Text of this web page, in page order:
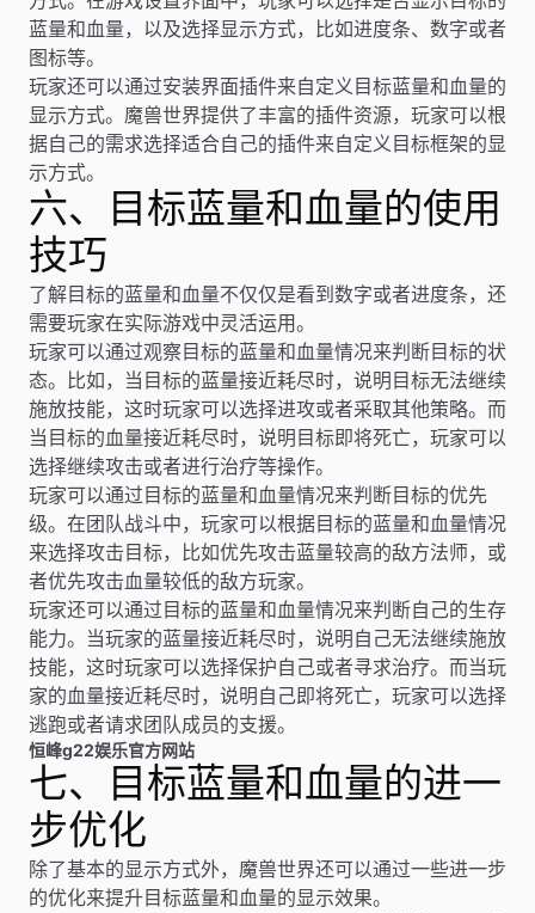
蓝量和血量，以及选择显示方式，比如进度条、数字或者
图标等。
玩家还可以通过安装界面插件来自定义目标蓝量和血量的
显示方式。魔兽世界提供了丰富的插件资源，玩家可以根
据自己的需求选择适合自己的插件来自定义目标框架的显
示方式。
六、目标蓝量和血量的使用
技巧
了解目标的蓝量和血量不仅仅是看到数字或者进度条，还
需要玩家在实际游戏中灵活运用。
玩家可以通过观察目标的蓝量和血量情况来判断目标的状
态。比如，当目标的蓝量接近耗尽时，说明目标无法继续
施放技能，这时玩家可以选择进攻或者采取其他策略。而
当目标的血量接近耗尽时，说明目标即将死亡，玩家可以
选择继续攻击或者进行治疗等操作。
玩家可以通过目标的蓝量和血量情况来判断目标的优先
级。在团队战斗中，玩家可以根据目标的蓝量和血量情况
来选择攻击目标，比如优先攻击蓝量较高的敌方法师，或
者优先攻击血量较低的敌方玩家。
玩家还可以通过目标的蓝量和血量情况来判断自己的生存
能力。当玩家的蓝量接近耗尽时，说明自己无法继续施放
技能，这时玩家可以选择保护自己或者寻求治疗。而当玩
家的血量接近耗尽时，说明自己即将死亡，玩家可以选择
逃跑或者请求团队成员的支援。
恒峰g22娱乐官方网站
七、目标蓝量和血量的进一
步优化
除了基本的显示方式外，魔兽世界还可以通过一些进一步
的优化来提升目标蓝量和血量的显示效果。